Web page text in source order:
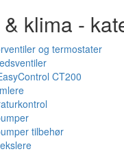
klima -
og termostater
CT200
tilbehør